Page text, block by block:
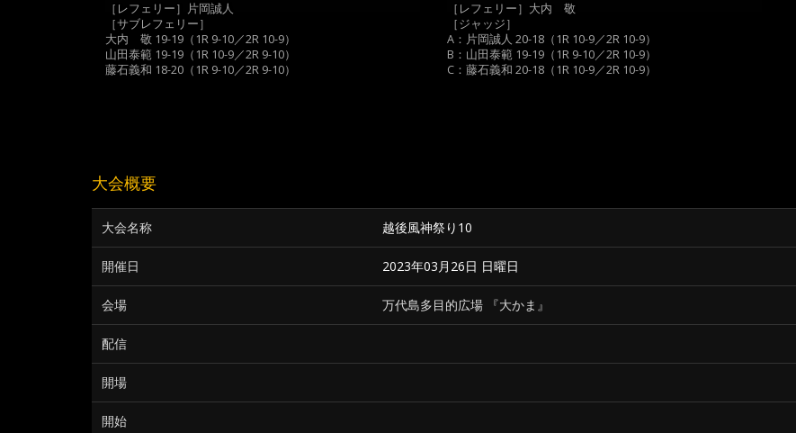
［レフェリー］片岡誠人
［サブレフェリー］
大内 敬 19-19（1R 9-10／2R 10-9）
山田泰範 19-19（1R 10-9／2R 9-10）
藤石義和 18-20（1R 9-10／2R 9-10）
［レフェリー］大内 敬
［ジャッジ］
A：片岡誠人 20-18（1R 10-9／2R 10-9）
B：山田泰範 19-19（1R 9-10／2R 10-9）
C：藤石義和 20-18（1R 10-9／2R 10-9）
大会概要
大会名称 越後風神祭り10
開催日 2023年03月26日 日曜日
会場 万代島多目的広場 『大かま』
配信
開場
開始